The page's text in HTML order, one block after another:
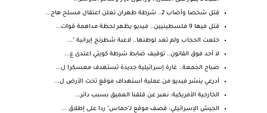
قتل شخصا وأصاب 2.. شرطة طهران تعلن اعتقال مسلح هاج...
قتل فيها 9 فلسطينيين.. فيديو يظهر لحظة مداهمة قوات...
خلعت الحجاب ولم تعد لوطنها.. لاعبة شطرنج إيرانية "...
لا أحد فوق القانون.. توقيف ضابط شرطة كويتي اعتدى ع...
صباح الجمعة.. غارة إسرائيلية جديدة تستهدف معسكرا ل...
أدرعي ينشر فيديو من عملية استهداف موقع تحت الأرض ل...
الخارجية الأمريكية: نعبر عن قلقنا العميق بسبب دائر...
الجيش الإسرائيلي: قصف موقع لـ"حماس" ردا على إطلاق ...